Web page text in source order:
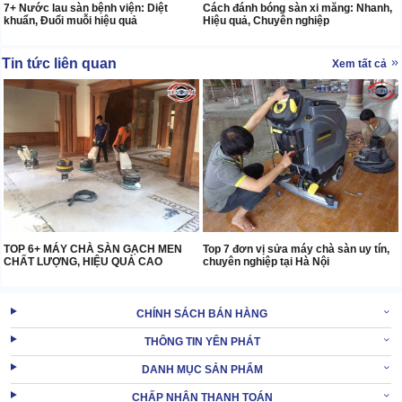
7+ Nước lau sàn bệnh viện: Diệt
khuẩn, Đuổi muỗi hiệu quả
Cách đánh bóng sàn xi măng: Nhanh,
Hiệu quả, Chuyên nghiệp
Tin tức liên quan Xem tất cả
TOP 6+ MÁY CHÀ SÀN GẠCH MEN
CHẤT LƯỢNG, HIỆU QUẢ CAO
Top 7 đơn vị sửa máy chà sàn uy tín,
chuyên nghiệp tại Hà Nội
CHÍNH SÁCH BÁN HÀNG
THÔNG TIN YÊN PHÁT
DANH MỤC SẢN PHẨM
CHẤP NHẬN THANH TOÁN